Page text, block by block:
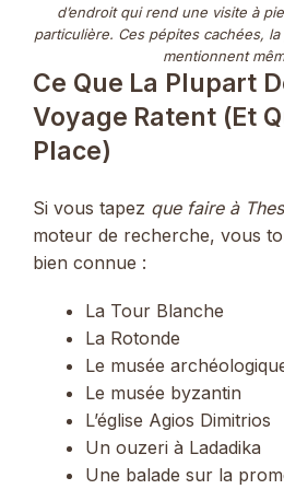
d’endroit qui rend une visite à
particulière. Ces pépites cachées,
mentionnent
Ce Que La Plupart
Voyage Ratent (et
Place)
Si vous tapez que faire à
moteur de recherche, vous
bien connue :
La Tour Blanche
La Rotonde
Le musée
Le musée byzantin
L’église Agios Dimitrios
Un ouzeri à Ladadika
Une balade sur la